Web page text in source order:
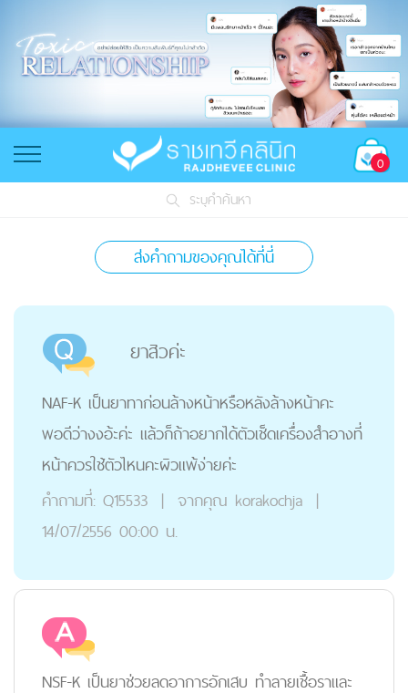
0
ระบุคำค้นหา
ส่งคำถามของคุณได้ที่นี่
ยาสิวค่ะ
NAF-K เป็นยาทาก่อนล้างหน้าหรือหลังล้างหน้าคะ
พอดีว่างงอ้ะค่ะ แล้วก็ถ้าอยากได้ตัวเช็ดเครื่องสำอางที่
หน้าควรใช้ตัวไหนคะผิวแพ้ง่ายค่ะ
คำถามที่: Q15533 | จากคุณ korakochja |
14/07/2556 00:00 น.
NSF-K เป็นยาช่วยลดอาการอักเสบ ทำลายเชื้อราและ